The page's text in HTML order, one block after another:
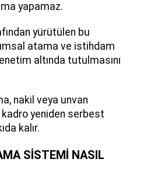
yapamaz.
yürütülen bu
atama ve istihdam
altında tutulmasını
nakil veya unvan
kadro yeniden serbest
kalır.
SİSTEMİ NASIL